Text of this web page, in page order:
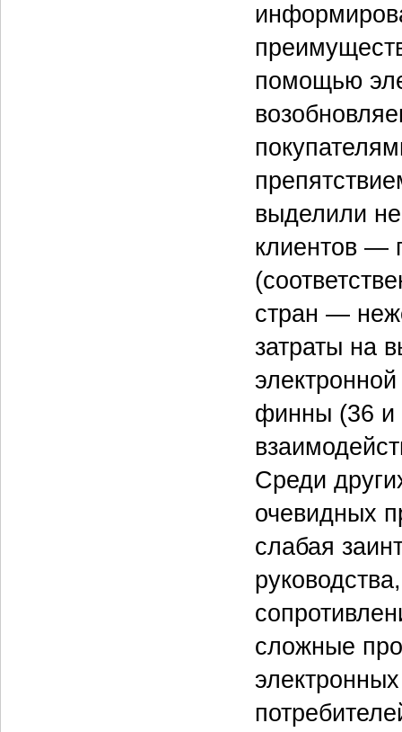
помощью
выделили
клиентов —
стран —
затраты на
финны (36 и
Среди
очевидных
слабая
сложные